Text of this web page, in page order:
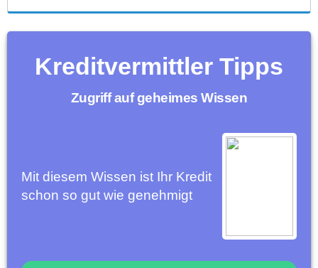
Kreditvermittler Tipps
Zugriff auf geheimes Wissen
Mit diesem Wissen ist Ihr Kredit
schon so gut wie genehmigt